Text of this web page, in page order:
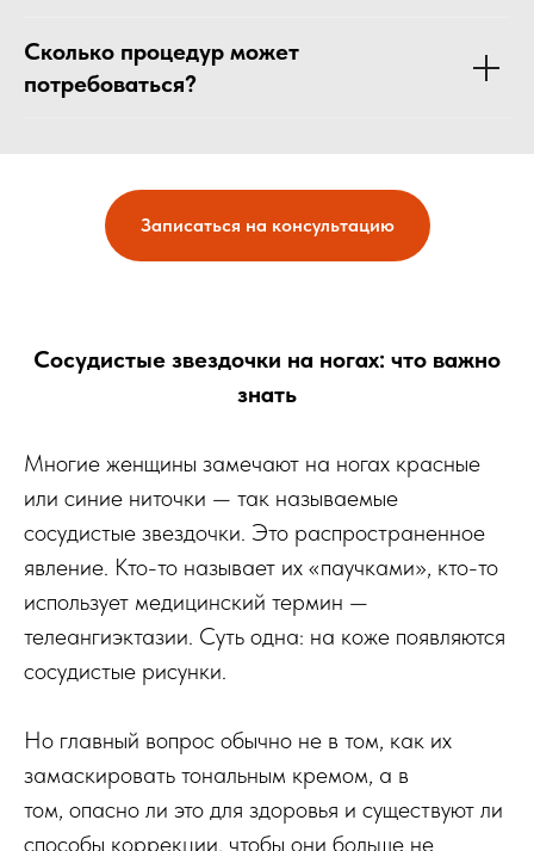
Сколько процедур может
потребоваться?
Записаться на консультацию
Сосудистые звездочки на ногах: что важно
знать
Многие женщины замечают на ногах красные
или синие ниточки — так называемые
сосудистые звездочки. Это распространенное
явление. Кто-то называет их «паучками», кто-то
использует медицинский термин —
телеангиэктазии. Суть одна: на коже появляются
сосудистые рисунки.
Но главный вопрос обычно не в том, как их
замаскировать тональным кремом, а в
том, опасно ли это для здоровья и существуют ли
способы коррекции, чтобы они больше не